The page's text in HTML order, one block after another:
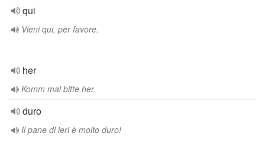
qui
Vieni qui, per favore.
her
Komm mal bitte her.
duro
Il pane di ieri è molto duro!